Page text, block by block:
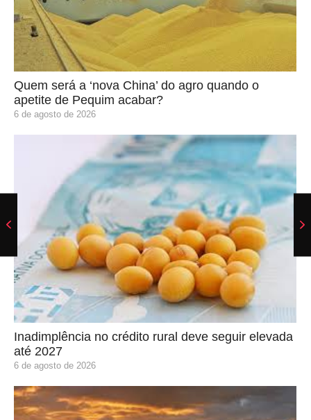
Quem será a ‘nova China’ do agro quando o
apetite de Pequim acabar?
6 de agosto de 2026
Inadimplência no crédito rural deve seguir elevada
até 2027
6 de agosto de 2026